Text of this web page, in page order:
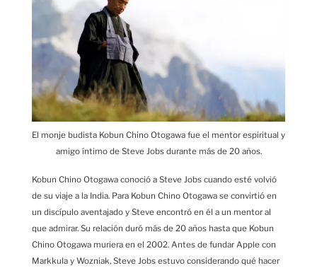
El monje budista Kobun Chino Otogawa fue el mentor espiritual y
amigo íntimo de Steve Jobs durante más de 20 años.
Kobun Chino Otogawa conoció a Steve Jobs cuando esté volvió
de su viaje a la India. Para Kobun Chino Otogawa se convirtió en
un discípulo aventajado y Steve encontró en él a un mentor al
que admirar. Su relación duró más de 20 años hasta que Kobun
Chino Otogawa muriera en el 2002. Antes de fundar Apple con
Markkula y Wozniak, Steve Jobs estuvo considerando qué hacer